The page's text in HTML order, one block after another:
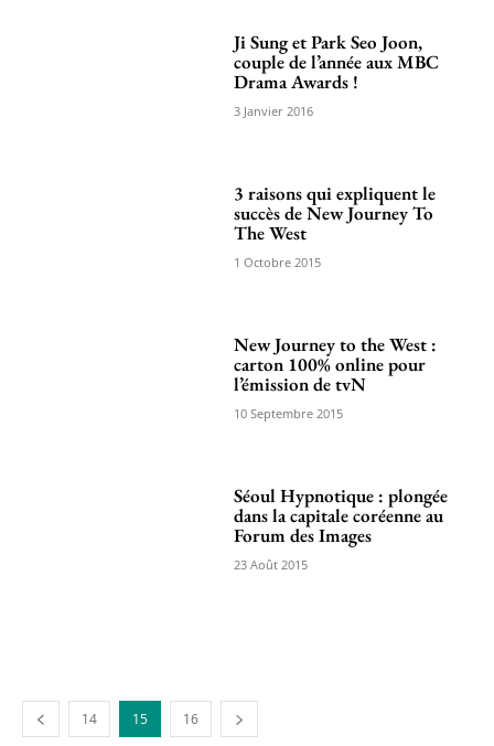
Ji Sung et Park Seo Joon,
couple de l’année aux MBC
Drama Awards !
3 Janvier 2016
3 raisons qui expliquent le
succès de New Journey To
The West
1 Octobre 2015
New Journey to the West :
carton 100% online pour
l’émission de tvN
10 Septembre 2015
Séoul Hypnotique : plongée
dans la capitale coréenne au
Forum des Images
23 Août 2015
14 15 16